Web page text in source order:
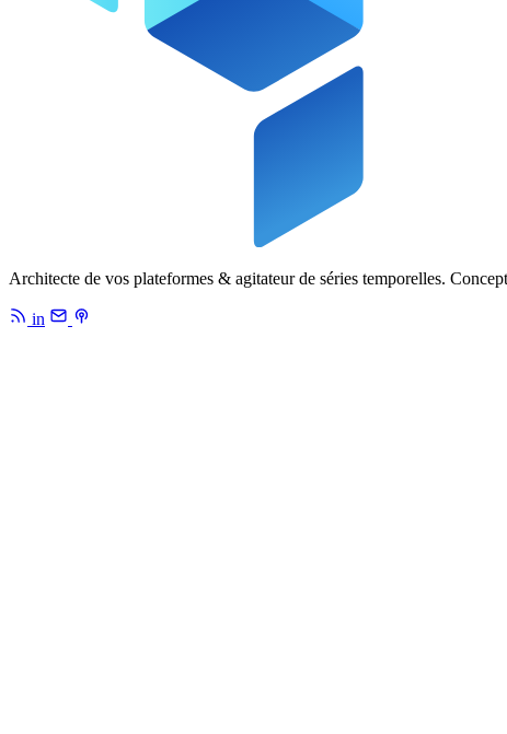
Architecte de vos plateformes & agitateur de séries temporelles.
in